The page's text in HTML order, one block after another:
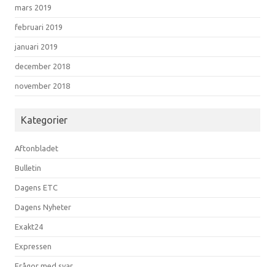
mars 2019
februari 2019
januari 2019
december 2018
november 2018
Kategorier
Aftonbladet
Bulletin
Dagens ETC
Dagens Nyheter
Exakt24
Expressen